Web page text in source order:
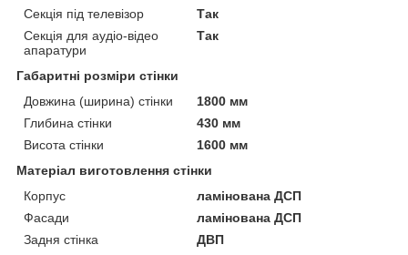
Секція під телевізор
Так
Секція для аудіо-відео
апаратури
Так
Габаритні розміри стінки
Довжина (ширина) стінки
1800 мм
Глибина стінки
430 мм
Висота стінки
1600 мм
Матеріал виготовлення стінки
Корпус
ламінована ДСП
Фасади
ламінована ДСП
Задня стінка
ДВП